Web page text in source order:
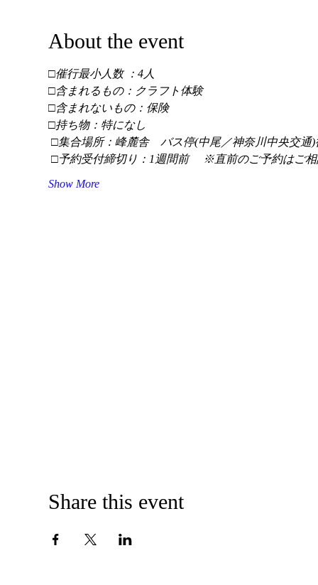
About the event
□催行最小人数 ：4人
□含まれるもの：クラフト体験
□含まれないもの：保険
□持ち物：特になし
□集合場所：峰麓舎　バス停(中尾／神奈川中央交通)
□予約受付締切り：1週間前 　※直前のご予約はご
Show More
Share this event